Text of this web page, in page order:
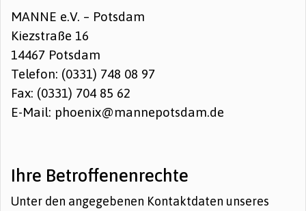
MANNE e.V. – Potsdam
Kiezstraße 16
14467 Potsdam
Telefon: (0331) 748 08 97
Fax: (0331) 704 85 62
E-Mail: phoenix@mannepotsdam.de
Ihre Betroffenenrechte
Unter den angegebenen Kontaktdaten unseres